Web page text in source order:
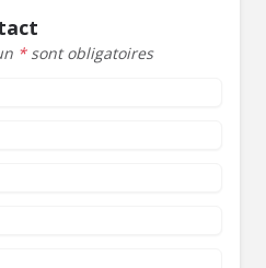
*sont obligatoires